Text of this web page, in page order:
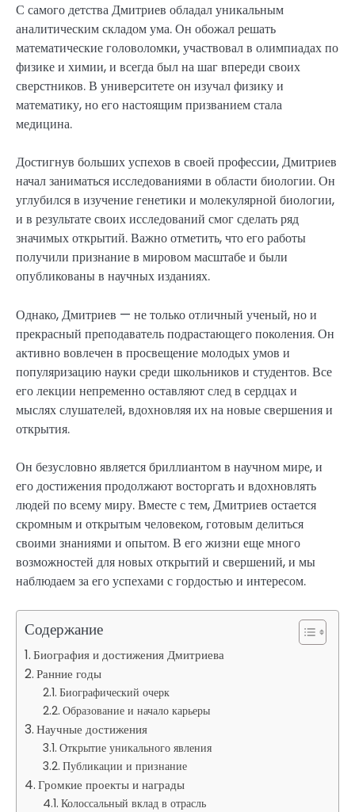
С самого детства Дмитриев обладал уникальным
аналитическим складом ума. Он обожал решать
математические головоломки, участвовал в олимпиадах по
физике и химии, и всегда был на шаг впереди своих
сверстников. В университете он изучал физику и
математику, но его настоящим призванием стала
медицина.
Достигнув больших успехов в своей профессии, Дмитриев
начал заниматься исследованиями в области биологии. Он
углубился в изучение генетики и молекулярной биологии,
и в результате своих исследований смог сделать ряд
значимых открытий. Важно отметить, что его работы
получили признание в мировом масштабе и были
опубликованы в научных изданиях.
Однако, Дмитриев — не только отличный ученый, но и
прекрасный преподаватель подрастающего поколения. Он
активно вовлечен в просвещение молодых умов и
популяризацию науки среди школьников и студентов. Все
его лекции непременно оставляют след в сердцах и
мыслях слушателей, вдохновляя их на новые свершения и
открытия.
Он безусловно является бриллиантом в научном мире, и
его достижения продолжают восторгать и вдохновлять
людей по всему миру. Вместе с тем, Дмитриев остается
скромным и открытым человеком, готовым делиться
своими знаниями и опытом. В его жизни еще много
возможностей для новых открытий и свершений, и мы
наблюдаем за его успехами с гордостью и интересом.
Содержание
Биография и достижения Дмитриева
Ранние годы
Биографический очерк
Образование и начало карьеры
Научные достижения
Открытие уникального явления
Публикации и признание
Громкие проекты и награды
Колоссальный вклад в отрасль